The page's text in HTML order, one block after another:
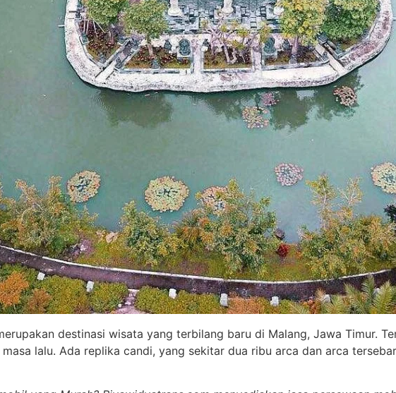
destinasi wisata yang terbilang baru di Malang, Jawa Timur.
lalu. Ada replika candi, yang sekitar dua ribu arca dan arca